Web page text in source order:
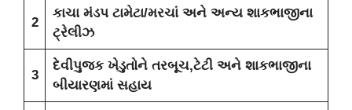
2
કાચા મંડપ ટામેટા/મરચાં અને અન્ય શાકભાજીના
ટ્રેલીઝ
3
દેવીપુજક ખેડુતોને તરબૂચ,ટેટી અને શાકભાજીના
બીયારણમાં સહાય